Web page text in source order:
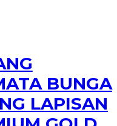
BUNGA
LAPISAN